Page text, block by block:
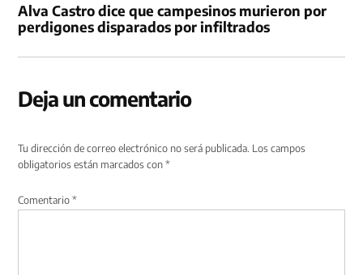
Alva Castro dice que campesinos murieron por
perdigones disparados por infiltrados
Deja un comentario
Tu dirección de correo electrónico no será publicada. Los campos
obligatorios están marcados con*
Comentario*